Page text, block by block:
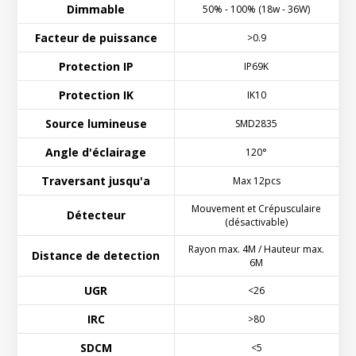
Dimmable 50% - 100% (18w - 36W)
Facteur de puissance >0.9
Protection IP IP69K
Protection IK IK10
Source lumineuse SMD2835
Angle d'éclairage 120°
Traversant jusqu'a Max 12pcs
Détecteur
Mouvement et Crépusculaire
(désactivable)
Distance de detection
Rayon max. 4M / Hauteur max.
6M
UGR <26
IRC >80
SDCM <5